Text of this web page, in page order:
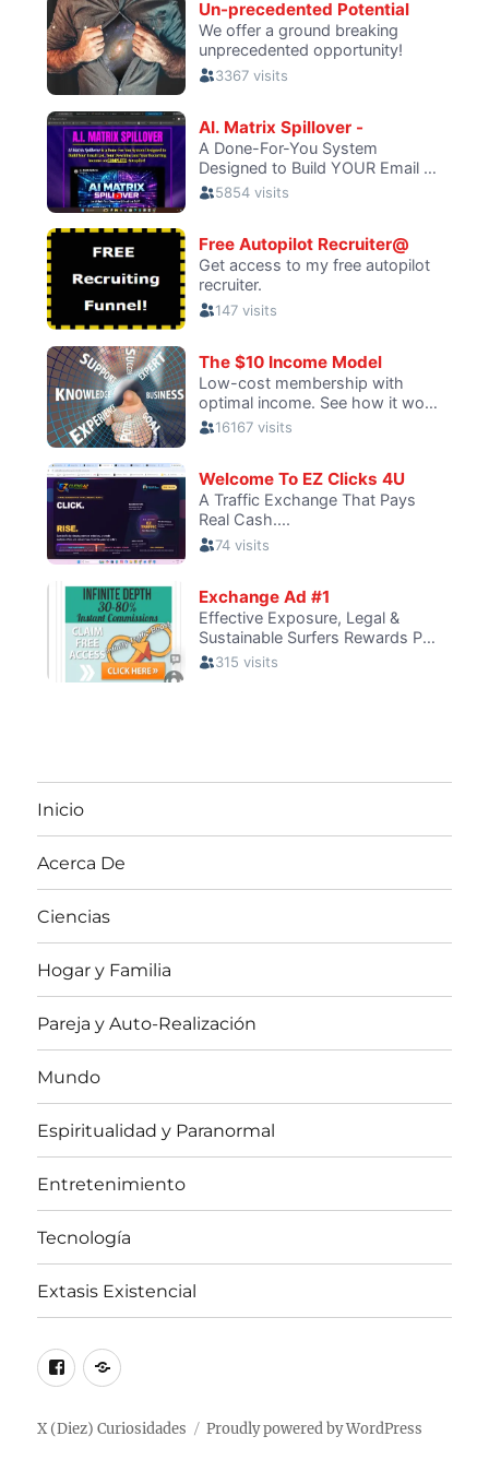
Inicio
Acerca De
Ciencias
Hogar y Familia
Pareja y Auto-Realización
Mundo
Espiritualidad y Paranormal
Entretenimiento
Tecnología
Extasis Existencial
Facebook
X
Twitter
X (Diez) Curiosidades Proudly powered by WordPress